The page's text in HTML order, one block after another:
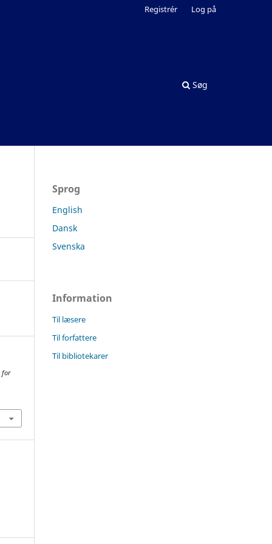
Søg
Registrér Log på
for
Sprog
English
Dansk
Svenska
Information
Til læsere
Til forfattere
Til bibliotekarer